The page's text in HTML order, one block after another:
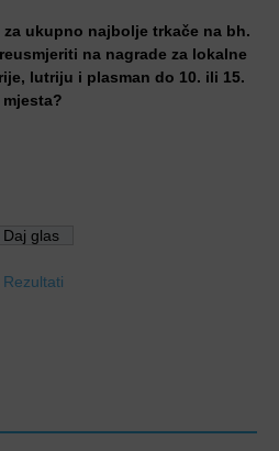
ukupno najbolje trkače na bh.
na nagrade za lokalne
lutriju i plasman do 10. ili 15.
mjesta?
Rezultati